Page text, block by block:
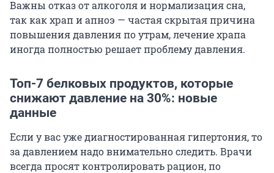
Важны отказ от алкоголя и нормализация сна,
так как храп и апноэ — частая скрытая причина
повышения давления по утрам, лечение храпа
иногда полностью решает проблему давления.
Топ-7 белковых продуктов, которые
снижают давление на 30%: новые
данные
Если у вас уже диагностированная гипертония, то
за давлением надо внимательно следить. Врачи
всегда просят контролировать рацион, по